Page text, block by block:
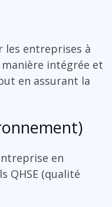
les entreprises à
intégrée et
en assurant la
en
QHSE (qualité